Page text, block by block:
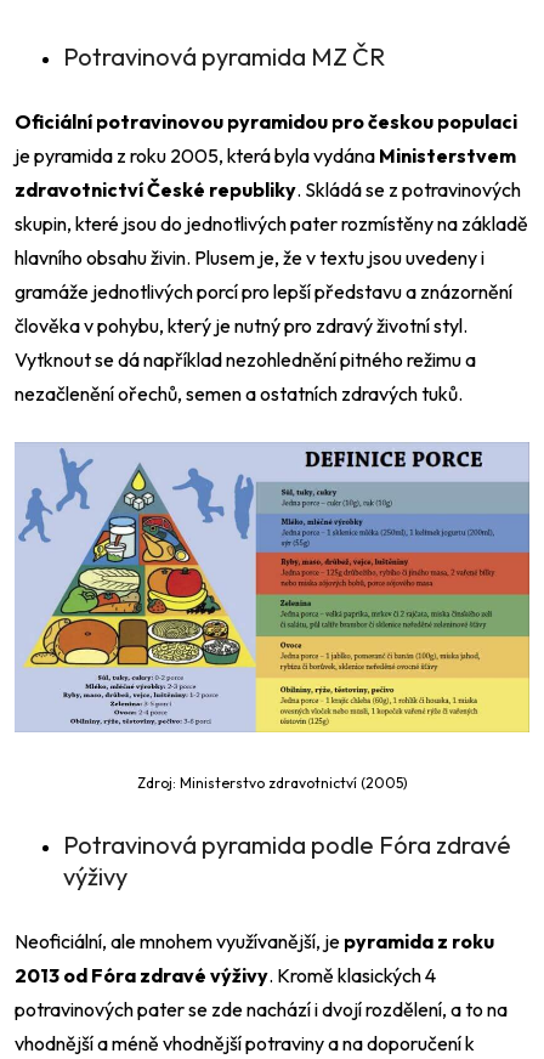
Potravinová pyramida MZ ČR
Oficiální potravinovou pyramidou pro českou populaci
je pyramida z roku 2005, která byla vydána Ministerstvem
zdravotnictví České republiky. Skládá se z potravinových
skupin, které jsou do jednotlivých pater rozmístěny na základě
hlavního obsahu živin. Plusem je, že v textu jsou uvedeny i
gramáže jednotlivých porcí pro lepší představu a znázornění
člověka v pohybu, který je nutný pro zdravý životní styl.
Vytknout se dá například nezohlednění pitného režimu a
nezačlenění ořechů, semen a ostatních zdravých tuků.
Zdroj: Ministerstvo zdravotnictví (2005)
Potravinová pyramida podle Fóra zdravé
výživy
Neoficiální, ale mnohem využívanější, je pyramida z roku
2013 od Fóra zdravé výživy. Kromě klasických 4
potravinových pater se zde nachází i dvojí rozdělení, a to na
vhodnější a méně vhodnější potraviny a na doporučení k